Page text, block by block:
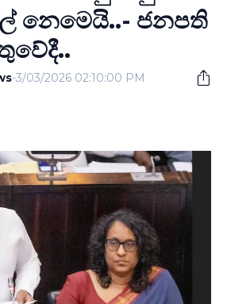
නෙමෙයි..- ජනපති
-3/03/2026 02:10:00 PM